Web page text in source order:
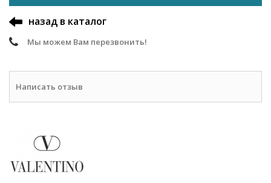
назад в каталог
Мы можем Вам перезвонить!
Написать отзыв